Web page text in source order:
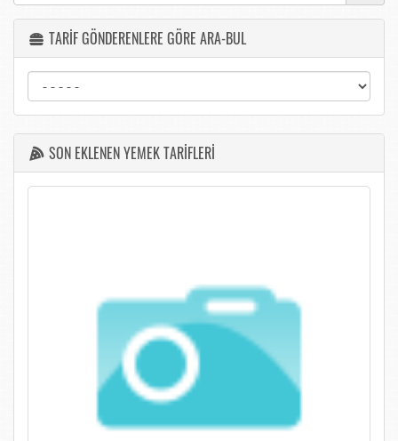
TARİF GÖNDERENLERE GÖRE ARA-BUL
SON EKLENEN YEMEK TARİFLERİ